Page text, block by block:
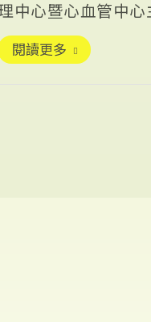
中心暨心血管中心
新紀元」論壇的第
閱讀更多